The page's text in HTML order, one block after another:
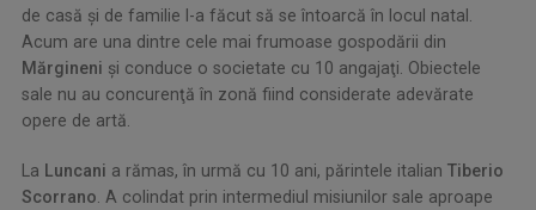
de casă şi de familie l-a făcut să se întoarcă în locul natal.
Acum are una dintre cele mai frumoase gospodării din
Mărgineni şi conduce o societate cu 10 angajaţi. Obiectele
sale nu au concurenţă în zonă fiind considerate adevărate
opere de artă.
La Luncani a rămas, în urmă cu 10 ani, părintele italian Tiberio
Scorrano . A colindat prin intermediul misiunilor sale aproape